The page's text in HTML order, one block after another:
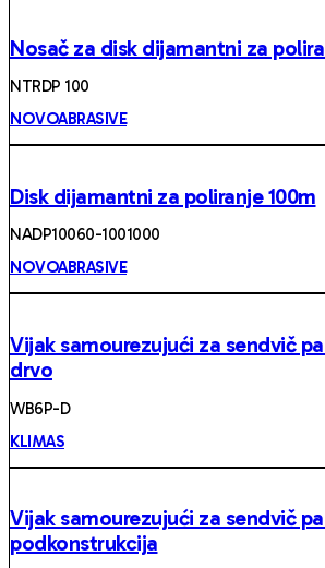
Nosač za disk dijamantni za
NTRDP 100
NOVOABRASIVE
Disk dijamantni za poliranje 100m
NADP10060-1001000
NOVOABRASIVE
Vijak samourezujući za sendvič
drvo
WB6P-D
KLIMAS
Vijak samourezujući za sendvič
podkonstrukcija